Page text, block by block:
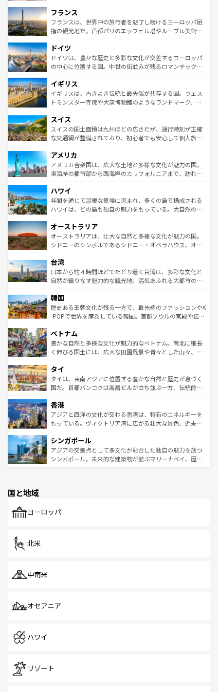
ませてくれるイタリアで、忘れられない旅をしてみよう！
なお、新着のイタリア情報はコンテンツ一覧 を参照してほ
しい。
文化が根付くこの国では、情熱的なフラメンコ、熱気あふ
れる闘牛、そして美味しいタパスが生活の一部となってい
る。首都マドリードの洗練された雰囲気や、バルセロナの
の城塞都市、穏やかなビーチリゾートまで多彩な表情を見
せる。地方によって風土や気候が異なるスペインはその個
性で訪れる人を魅了する。 なお、新着のスペイン情報はコ
フランス
フランスは、世界中の旅行者を魅了し続けるヨーロッパ屈
指の観光地だ。首都パリのエッフェル塔やルーブル美術館
で、幅広い魅力が詰まっている。華麗な宮殿、歴史的な大
聖堂、美しいビーチ、そして豊かな自然が、訪れる者を心
から魅了する。また、フランスは美食の国としても知ら
いる。シャンパンの発祥地であるランス、プロヴァンスの
香り高いラベンダー畑など、多彩な楽しみ方が可能だ。さ
らに、パリ以外の地域にも魅力が溢れており、どの街角に
れる地方に足を運ぶとそれぞれで全く異なる文化を体験で
きるだろう。 なお、新着のフランス情報はコンテンツ一覧
を参照してほしい。
ドイツ
ドイツは、豊かな歴史と多彩な文化が交差するヨーロッパ
の中心に位置する国。中世の街並みが残るロマンチック街
顔を持つこの国は、どこを歩いても飽きることがない。ベ
ルリンの文化的活気、バイエルン州のアルプスの絶景、そ
してライン川沿いのワイン畑といった風景は必見。ビール
は、お酒好きな人にはぜひ体験してほしい。 なお、新着の
ドイツ情報はコンテンツ一覧を参照してほしい。
イギリス
イギリスは、古きよき伝統と最先端が共存する国。ウェス
トミンスター寺院や大英博物館のようなランドマーク、歴
リアごとに異なる魅力がある。また、優雅なアフタヌーン
ティー、ビール好きにはたまらない英国パブ、サッカー観
戦など、本場だからこそできる体験も豊富。イギリスを旅
ンツ一覧を参照してほしい。
スイス
スイスの国土面積は九州ほどの広さだが、運行時刻が正確
な交通網が整備されており、初心者でも安心して個人旅行
の建物がそのまま残る町や、スイスならではのユニークな
博物館もあり、アルプス観光だけでなく町歩きも満喫する
ことができる。国民の所得が高いため物価も高いが、旅行
ば市内交通費無料で観光を楽しむこともできる。 なお、新
着のスイス情報はコンテンツ一覧 を参照してほしい。
アメリカ
アメリカ合衆国は、広大な土地と多様な文化が魅力の国。
東海岸の都市部から西海岸のカリフォルニアまで、訪れる
のような巨大都市は、観光、ショッピング、エンターテイ
ンメントが詰まった刺激的なスポットだ。一方、アメリカ
西部には大自然が広がり、グランドキャニオンやイエロー
部のニューオーリンズでは、音楽と美食が融合した独特の
文化が魅力。旅行者はアメリカの各地域で異なる魅力を楽
しみながら、その多様性と豊かな歴史を感じることができ
ならではの贅沢な旅のスタイルだ。 なお、新着のアメリカ
情報はコンテンツ一覧を参照してほしい。
ハワイ
年間を通じて温暖な気候に恵まれ、多くの島で構成される
ハワイは、どの島も独自の魅力をもっている。大自然の神
ワイ島は見逃せない。また、定番の観光地といえばオアフ
島だが、静かな自然を求めるならマウイ島やカウアイ島が
おすすめ。エメラルドグリーンに輝く海をはじめ、豊かな
れるおもてなしの心で訪れる人々を迎えてくれるハワイの
人々、おいしいローカルフードやハワイアンミュージッ
ク、伝統的なフラダンスなど、すべてがハワイの魅力を彩
ワイを、存分に味わってほしい。 なお、新着のハワイ情報
はコンテンツ一覧を参照してほしい。
オーストラリア
オーストラリアは、壮大な自然と多様な文化が魅力の国。
シドニーのシンボルであるシドニー・オペラハウス、オー
リアリーフや大陸中央部にそびえるウルル（エアーズロッ
ク）、タスマニアの美しい原生林やケアンズの熱帯雨林な
ど、見どころがたくさん。また、カフェやワイン、オージ
いる。アクティビティも充実しており、サーフィンやダイ
ビング、ハイキングなど、アウトドア好きにはたまらな
い。オーストラリアの多彩な魅力を存分に味わいつくそ
参照してほしい。
台湾
日本から約４時間ほどでたどり着く台湾は、多彩な文化と
自然が織りなす魅力的な観光地。活気あふれる大都市の台
ン）、静ひつな山岳地帯である台湾東部など、都市の喧騒
と山間の静けさが共存しており、訪れる人に新しい発見と
驚きをもたらしてくれる。また、奥深い台湾の食文化も魅
容にもいいと評判のスイーツなど、バラエティ豊かな料理
が味わえる。 なお、新着の台湾情報は コンテンツ一覧を参
照してほしい。
韓国
歴史ある王朝文化が残る一方で、最先端のファッションやK
-POPで世界を席巻している韓国。首都ソウルの宮殿や伝統
き、地方に足を延ばせば四季折々の自然美を楽しむことが
できる。そして、キムチや焼肉、絶品のストリートフード
まで、さまざまな韓国料理が待っている。夜には、韓国な
リティに包まれながら、韓国の多彩な魅力を心ゆくまで味
わってみてほしい。 なお、新着の韓国情報はコンテンツ一
覧を参照してほしい。
ベトナム
豊かな自然と多様な文化が魅力的なベトナム。南北に細長
く伸びる国土には、広大な田園風景や青々とした山々、世
急速な発展と共に伝統が息づく。ハノイの古い町並みやホ
ーチミン市のフランス統治時代の建物も、独特の雰囲気を
醸し出している。また、バラエティの豊かさとおいしさで
とつ。フォーやバインミー、ベトナムコーヒーなどは、ぜ
ひ現地で味わいたい。どの地域を訪れてもあたたかい人々
が旅行者を迎えてくれるので、きっと忘れられない旅にな
参照してほしい。
タイ
タイは、東南アジアに位置する豊かな自然と歴史が息づく
国だ。首都バンコクは高層ビルが立ち並ぶ一方、伝統的な
の活気が交差している。北部ではチェンマイなどの山岳地
帯で自然と触れ合い、南部ではプーケットやクラビの美し
いビーチでリゾート気分を楽しむことができる。タイ料理
激する。気候は一年中温暖で、どの季節にも異なる楽しみ
が待っている。親しみやすいタイの人々、仏教を中心とし
た文化、そして多様な観光資源が、訪れる旅人を魅了し続
香港
アジアと西洋の文化が交わる香港は、特有のエネルギーを
もっている。ヴィクトリア湾に広がる壮大な景色、近未来
み、どこを訪れても感動するはず。観光スポットが密集し
ており、効率よく見どころを回れるのも魅力。息をのむよ
うな絶景から文化的な体験まで、香港を存分に楽しみ尽く
シンガポール
アジアの交差点として多文化が融合した独自の魅力を放つ
シンガポール。未来的な建築物が並ぶマリーナベイ、歴史
で、ホーカーズは地元の風情を楽しめる外せないスポット
国と地域
ヨーロッパ
北米
中南米
オセアニア
ハワイ
リゾート